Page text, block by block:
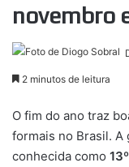
novembro
2 minutos de leitura
O fim do ano traz
formais no Brasil. A
conhecida como